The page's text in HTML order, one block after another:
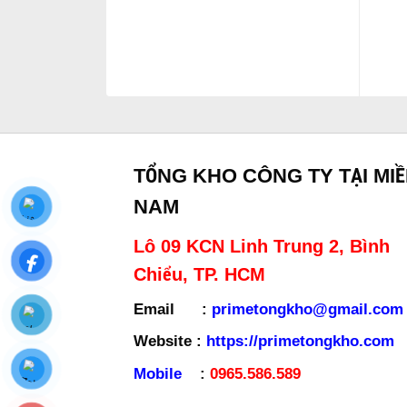
TỔNG KHO CÔNG TY TẠI
NAM
Lô 09 KCN Linh Trung 2, Bình
Chiểu, TP. HCM
Email : primetongkho@gmail.com
Website : https://primetongkho.com
Mobile : 0965.586.589